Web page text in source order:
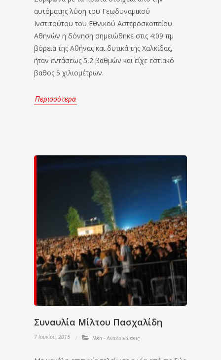
αυτόματης λύση του Γεωδυναμικού
Ινστιτούτου του Εθνικού Αστεροσκοπείου
Αθηνών η δόνηση σημειώθηκε στις 4:09 πμ
βόρεια της Αθήνας και δυτικά της Χαλκίδας,
ήταν εντάσεως 5,2 βαθμών και είχε εστιακό
βαθος 5 χιλιομέτρων.
Περισσότερα
Συναυλία Μίλτου Πασχαλίδη
7 Ιουνίου, 2015 Νέα - Ανακοινώσεις